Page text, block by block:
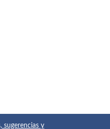
sugerencias y